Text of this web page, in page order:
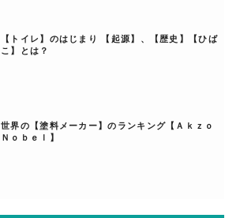
【トイレ】のはじまり 【起源】、【歴史】【ひば
こ】とは？
世界の【塗料メーカー】のランキング【Ａｋｚｏ
Ｎｏｂｅｌ】